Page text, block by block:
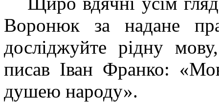
Воронюк за надане
досліджуйте рідну
писав Іван Франко:
душею народу».